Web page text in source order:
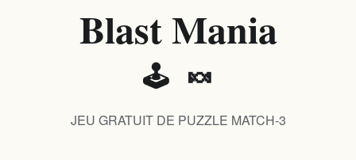
Blast Mania
🕹️ 🍬
JEU GRATUIT DE PUZZLE MATCH-3